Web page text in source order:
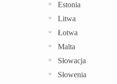
Estonia
Litwa
Łotwa
Malta
Słowacja
Słowenia